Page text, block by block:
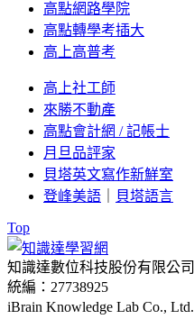
高點網路學院
高點轉學考插大
高上高普考
高上社工師
來勝不動產
高點會計網 / 記帳士
月旦品評家
貝塔英文寫作新鮮室
登峰美語
貝塔語言
Top
知識達數位科技股份有限公司
統編：27738925
iBrain Knowledge Lab Co., Ltd.